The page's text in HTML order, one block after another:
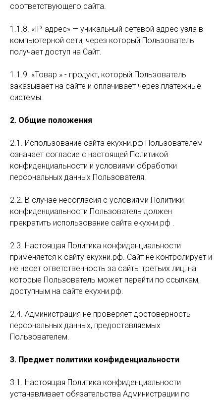
соответствующего сайта.
1.1.8. «IP-адрес» — уникальный сетевой адрес узла в
компьютерной сети, через который Пользователь
получает доступ на Сайт.
1.1.9. «Товар » - продукт, который Пользователь
заказывает на сайте и оплачивает через платёжные
системы.
2. Общие положения
2.1. Использование сайта екухни.рф Пользователем
означает согласие с настоящей Политикой
конфиденциальности и условиями обработки
персональных данных Пользователя.
2.2. В случае несогласия с условиями Политики
конфиденциальности Пользователь должен
прекратить использование сайта екухни.рф .
2.3. Настоящая Политика конфиденциальности
применяется к сайту екухни.рф. Сайт не контролирует и
не несет ответственность за сайты третьих лиц, на
которые Пользователь может перейти по ссылкам,
доступным на сайте екухни.рф.
2.4. Администрация не проверяет достоверность
персональных данных, предоставляемых
Пользователем.
3. Предмет политики конфиденциальности
3.1. Настоящая Политика конфиденциальности
устанавливает обязательства Администрации по